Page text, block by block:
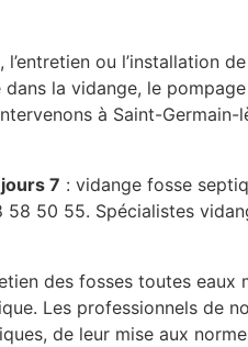
ou l’installation
la vidange, le
à Saint-Germain-
7 : vidange fosse
50 55. Spécialistes
des fosses toutes eaux
Les professionnels de
de leur mise aux